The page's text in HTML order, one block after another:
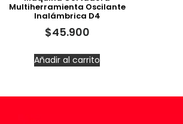
Multiherramienta Oscilante
Inalámbrica D4
$45.900
Añadir al carrito